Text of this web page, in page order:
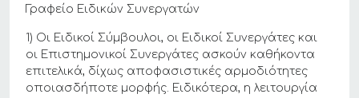
Γραφείο Ειδικών Συνεργατών
1) Οι Ειδικοί Σύμβουλοι, οι Ειδικοί Συνεργάτες και
οι Επιστημονικοί Συνεργάτες ασκούν καθήκοντα
επιτελικά, δίχως αποφασιστικές αρμοδιότητες
οποιασδήποτε μορφής. Ειδικότερα, η λειτουργία